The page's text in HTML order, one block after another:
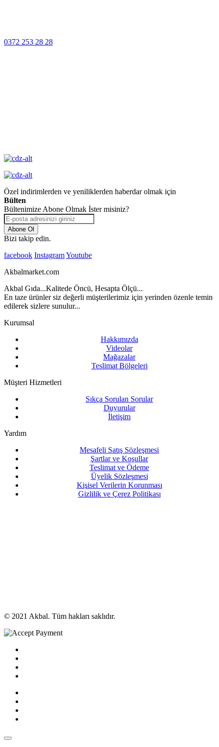
0372 253 28 28
Özel indirimlerden ve yeniliklerden haberdar olmak için
Bülten
Bültenimize Abone Olmak İster misiniz?
Abone Ol
Bizi takip edin.
facebook InstagramYoutube
Akbalmarket.com
Akbal Gıda...Kalitede Öncü, Hesapta Ölçü...
En taze ürünler siz değerli müşterilerimiz için yerinden özenle temin
edilerek sizlere sunulur...
Kurumsal
Hakkımızda
Videolar
Mağazalar
Teslimat Bölgeleri
Müşteri Hizmetleri
Sıkça Sorulan Sorular
Duyurular
İletişim
Yardım
Mesafeli Satış Sözleşmesi
Şartlar ve Koşullar
Teslimat ve Ödeme
Üyelik Sözleşmesi
Kişisel Verilerin Korunması
Gizlilik ve Çerez Politikası
© 2021 Akbal. Tüm hakları saklıdır.